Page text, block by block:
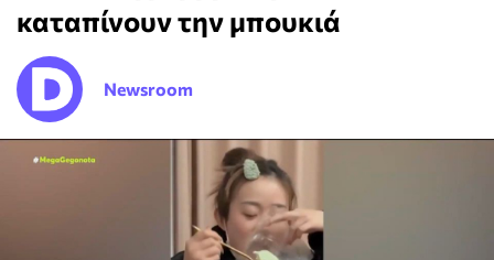
καταπίνουν την μπουκιά
Newsroom